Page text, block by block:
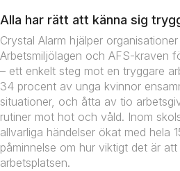
Alla har rätt att känna sig
Crystal Alarm hjälper
Arbetsmiljölagen och AFS-kraven
– ett enkelt steg mot en tryggare
34 procent av unga kvinnor
situationer, och åtta av tio
rutiner mot hot och våld. Inom
allvarliga händelser ökat med hela
påminnelse om hur viktigt det är
arbetsplatsen.